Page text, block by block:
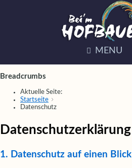
MENU
Breadcrumbs
Aktuelle Seite:
Startseite
Datenschutz
Datenschutzerklärung
1. Datenschutz auf einen Blick